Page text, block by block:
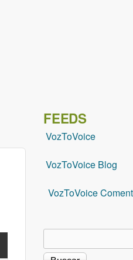
FEEDS
VozToVoice
VozToVoice Blog
VozToVoice
Formulario